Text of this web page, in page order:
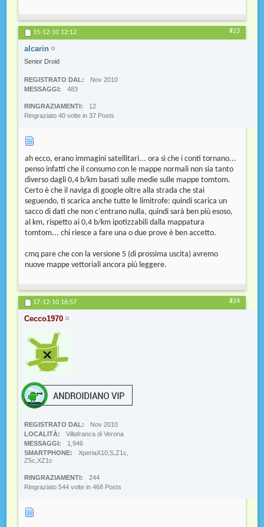
15-12-10 12:12 #23
alcarin
Senior Droid
REGISTRATO DAL
Nov 2010
MESSAGGI
483
RINGRAZIAMENTI
12
Ringraziato 40 volte in 37 Posts
ah ecco, erano immagini satellitari... ora sì che i conti tornano...
penso infatti che il consumo con le mappe normali non sia tanto
diverso dagli 0,4 b/km basati sulle medie sulle mappe tomtom.
Certo è che il naviga di google oltre alla strada che stai
seguendo, ti scarica anche tutte le limitrofe: quindi scarica un
sacco di dati che non c'entrano nulla, quindi sarà ben più esoso,
al km, rispetto ai 0,4 b/km ipotizzabili dalla mappatura
tomtom... chi riesce a fare una o due prove è ben accetto.
cmq pare che con la versione 5 (di prossima uscita) avremo
nuove mappe vettoriali ancora più leggere.
17-12-10 16:57 #24
Cecco1970
REGISTRATO DAL
Nov 2010
LOCALITÀ
Villafranca di Verona
MESSAGGI
1,946
SMARTPHONE
XperiaX10,S,Z1c,
Z5c,XZ1c
RINGRAZIAMENTI
244
Ringraziato 544 volte in 468 Posts